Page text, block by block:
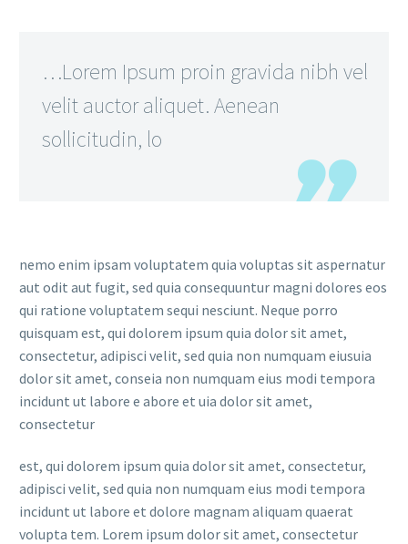
…Lorem Ipsum proin gravida nibh vel
velit auctor aliquet. Aenean
sollicitudin, lo
nemo enim ipsam voluptatem quia voluptas sit aspernatur
aut odit aut fugit, sed quia consequuntur magni dolores eos
qui ratione voluptatem sequi nesciunt. Neque porro
quisquam est, qui dolorem ipsum quia dolor sit amet,
consectetur, adipisci velit, sed quia non numquam eiusuia
dolor sit amet, conseia non numquam eius modi tempora
incidunt ut labore e abore et uia dolor sit amet,
consectetur
est, qui dolorem ipsum quia dolor sit amet, consectetur,
adipisci velit, sed quia non numquam eius modi tempora
incidunt ut labore et dolore magnam aliquam quaerat
volupta tem. Lorem ipsum dolor sit amet, consectetur